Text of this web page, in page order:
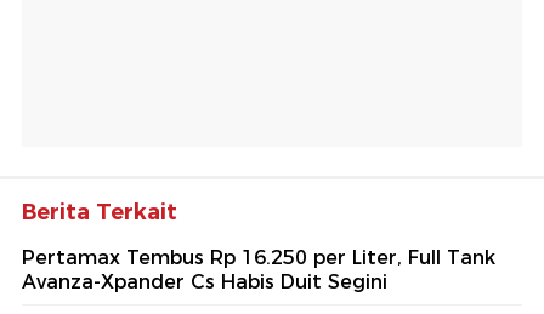
Berita Terkait
Pertamax Tembus Rp 16.250 per Liter, Full Tank
Avanza-Xpander Cs Habis Duit Segini